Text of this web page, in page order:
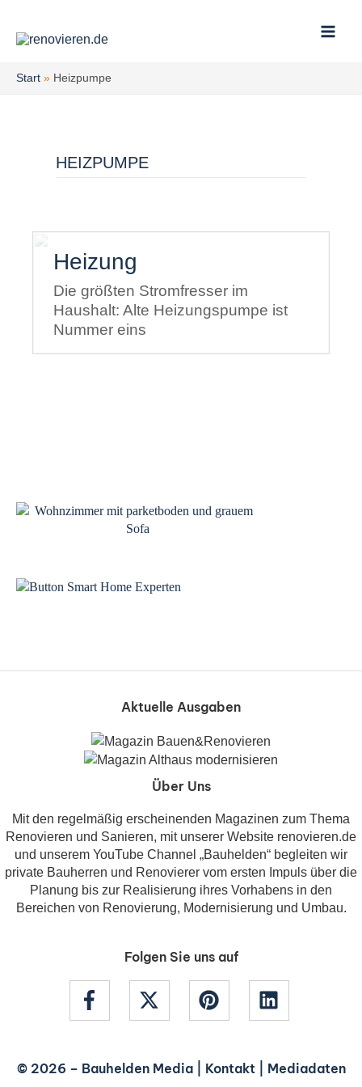
springen
Start Heizpumpe
HEIZPUMPE
Die größten Stromfresser im
Haushalt: Alte Heizungspumpe ist
Nummer eins
Kategorie:
Heizung
Aktuelle Ausgaben
Über Uns
Mit den regelmäßig erscheinenden Magazinen zum Thema
Renovieren und Sanieren, mit unserer Website renovieren.de
und unserem YouTube Channel „Bauhelden“ begleiten wir
private Bauherren und Renovierer vom ersten Impuls über die
Planung bis zur Realisierung ihres Vorhabens in den
Bereichen von Renovierung, Modernisierung und Umbau.
Folgen Sie uns auf
© 2026 – Bauhelden Media| Kontakt| Mediadaten